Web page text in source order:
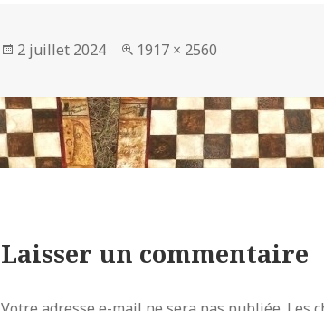
Publié
2 juillet 2024
Taille
1917 × 2560
Laisser un commentaire